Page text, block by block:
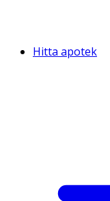
Hitta apotek